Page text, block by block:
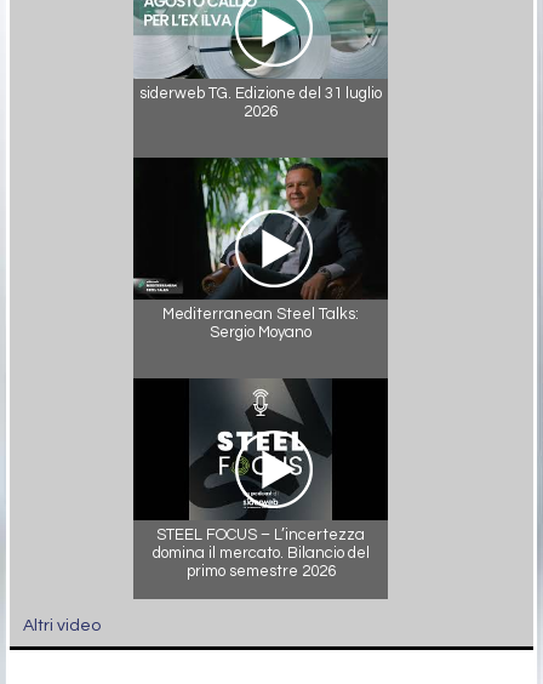
siderweb TG. Edizione del 31 luglio
2026
Mediterranean Steel Talks:
Sergio Moyano
STEEL FOCUS – L’incertezza
domina il mercato. Bilancio del
primo semestre 2026
Altri video